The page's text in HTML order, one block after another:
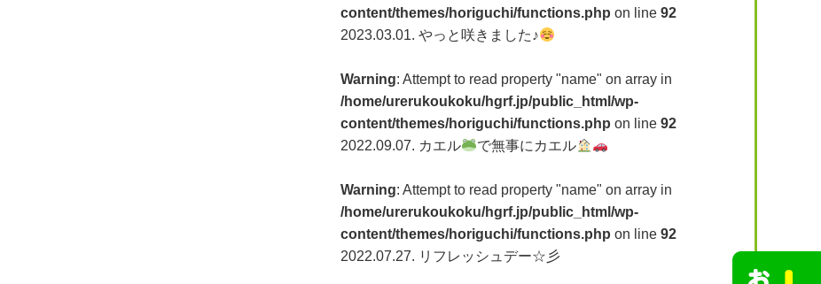
content/themes/horiguchi/functions.php on line 92
2023.03.01. やっと咲きました♪
Warning: Attempt to read property "name" on array in
/home/urerukoukoku/hgrf.jp/public_html/wp-
content/themes/horiguchi/functions.php on line 92
2022.09.07. カエル で無事にカエル
Warning: Attempt to read property "name" on array in
/home/urerukoukoku/hgrf.jp/public_html/wp-
content/themes/horiguchi/functions.php on line 92
2022.07.27. リフレッシュデー☆彡